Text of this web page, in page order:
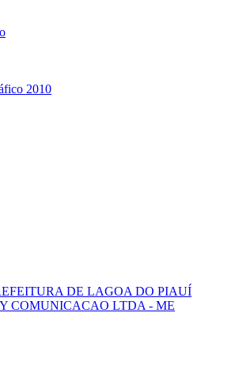
2010
DE LAGOA DO PIAUÍ
COMUNICACAO LTDA - ME